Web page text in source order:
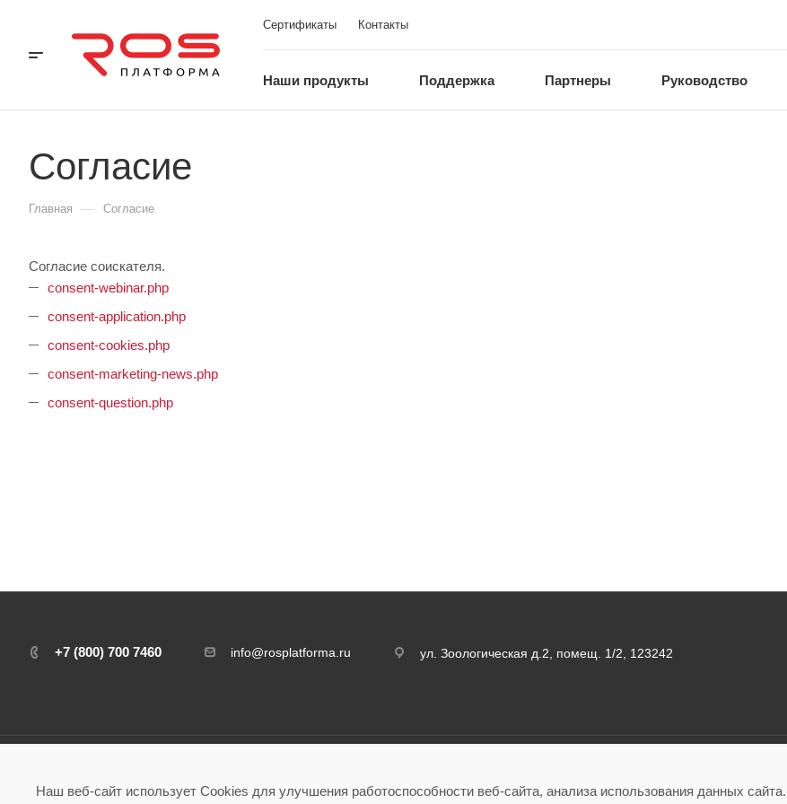
Сертификаты Контакты
Наши продукты Поддержка Партнеры Руководство
Согласие
Главная — Согласие
Согласие соискателя.
consent-webinar.php
consent-application.php
consent-cookies.php
consent-marketing-news.php
consent-question.php
+7 (800) 700 7460 info@rosplatforma.ru ул. Зоологическая д.2, помещ. 1/2, 123242
Наш веб-сайт использует Cookies для улучшения работоспособности веб-сайта, анализа использования данных